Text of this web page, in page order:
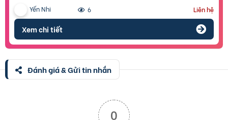
Yến Nhi 6 Liên hệ
Xem chi tiết
Đánh giá & Gửi tin nhắn
0